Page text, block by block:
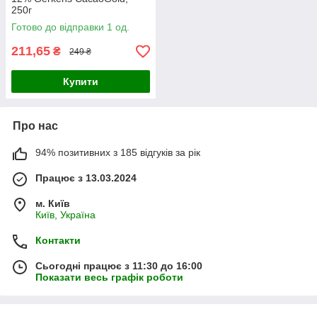
250г
Готово до відправки 1 од.
211,65 ₴ 249 ₴
Купити
Про нас
94% позитивних з 185 відгуків за рік
Працює з 13.03.2024
м. Київ
Київ, Україна
Контакти
Сьогодні працює з 11:30 до 16:00
Показати весь графік роботи